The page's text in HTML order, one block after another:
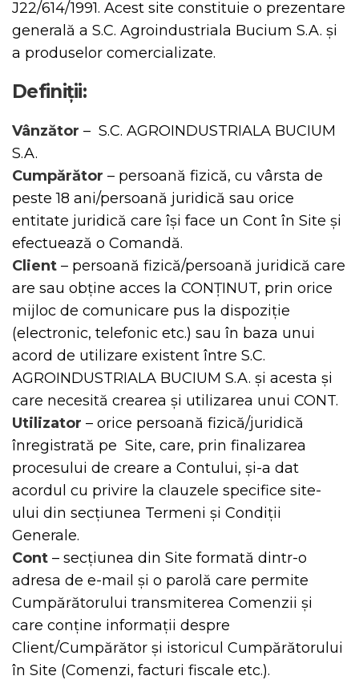
J22/614/1991. Acest site constituie o prezentare
generală a S.C. Agroindustriala Bucium S.A. și
a produselor comercializate.
Definiții:
Vânzător – S.C. AGROINDUSTRIALA BUCIUM
S.A.
Cumpărător – persoană fizică, cu vârsta de
peste 18 ani/persoană juridică sau orice
entitate juridică care își face un Cont în Site și
efectuează o Comandă.
Client – persoană fizică/persoană juridică care
are sau obține acces la CONȚINUT, prin orice
mijloc de comunicare pus la dispoziție
(electronic, telefonic etc.) sau în baza unui
acord de utilizare existent între S.C.
AGROINDUSTRIALA BUCIUM S.A. și acesta și
care necesită crearea și utilizarea unui CONT.
Utilizator – orice persoană fizică/juridică
înregistrată pe Site, care, prin finalizarea
procesului de creare a Contului, și-a dat
acordul cu privire la clauzele specifice site-
ului din secțiunea Termeni și Condiții
Generale.
Cont – secțiunea din Site formată dintr-o
adresa de e-mail și o parolă care permite
Cumpărătorului transmiterea Comenzii și
care conține informații despre
Client/Cumpărător și istoricul Cumpărătorului
în Site (Comenzi, facturi fiscale etc.).